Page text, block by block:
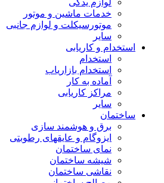
لوازم یدکی
خدمات ماشین و موتور
موتورسیکلت و لوازم جانبی
سایر
استخدام و کاریابی
استخدام
استخدام بازاریاب
آماده به کار
مراکز کاریابی
سایر
ساختمان
برق و هوشمند سازی
ایزوگام و عایقهای رطوبتی
نمای ساختمان
شیشه ساختمان
نقاشی ساختمان